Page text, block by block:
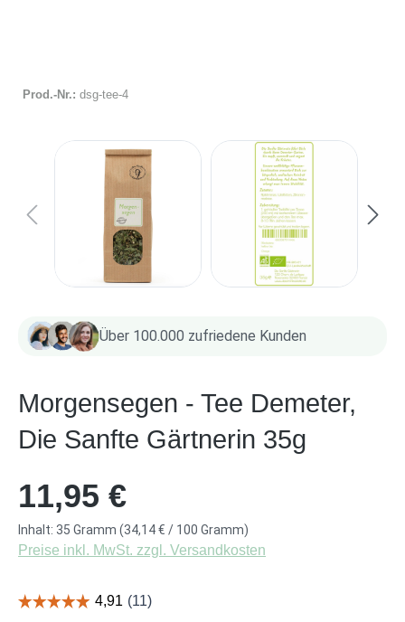
Prod.-Nr.: dsg-tee-4
Über 100.000 zufriedene Kunden
Morgensegen - Tee Demeter,
Die Sanfte Gärtnerin 35g
Regulärer Preis:
11,95 €
Inhalt: 35 Gramm (34,14 € / 100 Gramm)
Preise inkl. MwSt. zzgl. Versandkosten